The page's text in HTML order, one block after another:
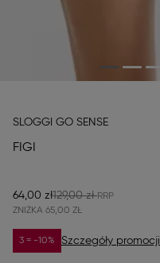
SLOGGI GO SENSE
FIGI
64,00 zł129,00 zł
ZNIŻKA 65,00 ZŁ
3 = -10% Szczegóły promocji